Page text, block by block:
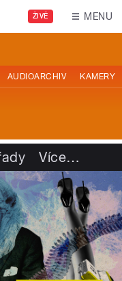
ŽIVĚ MENU
AUDIOARCHIV KAMERY
Více…